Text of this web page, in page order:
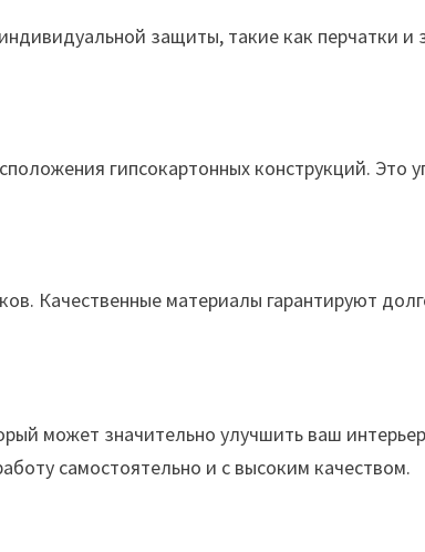
защиты, такие как перчатки
гипсокартонных конструкций.
Качественные материалы гарантируют
может значительно улучшить ваш
самостоятельно и с высоким качеством.